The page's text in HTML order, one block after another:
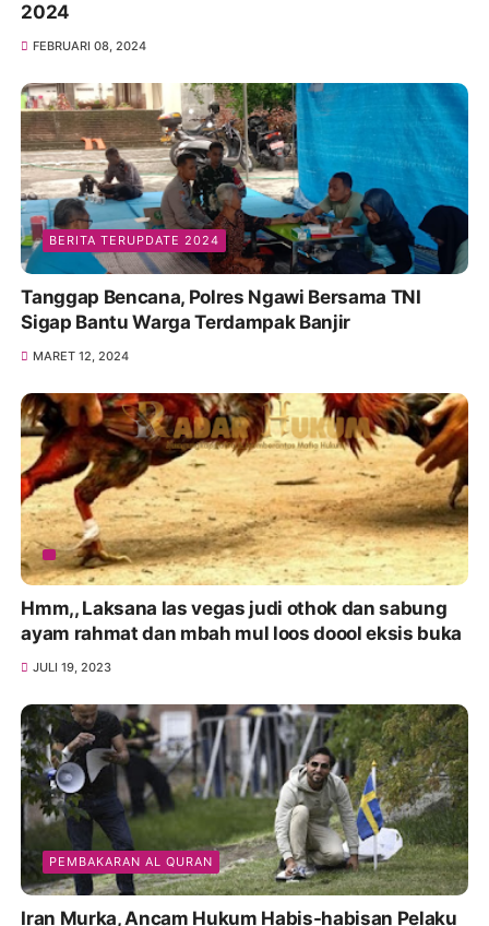
2024
FEBRUARI 08, 2024
BERITA TERUPDATE 2024
Tanggap Bencana, Polres Ngawi Bersama TNI
Sigap Bantu Warga Terdampak Banjir
MARET 12, 2024
Hmm,, Laksana las vegas judi othok dan sabung
ayam rahmat dan mbah mul loos doool eksis buka
JULI 19, 2023
PEMBAKARAN AL QURAN
Iran Murka, Ancam Hukum Habis-habisan Pelaku